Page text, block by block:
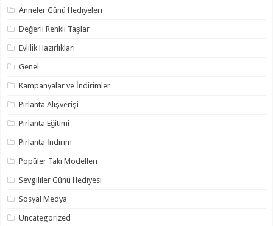
Anneler Günü Hediyeleri
Değerli Renkli Taşlar
Evlilik Hazırlıkları
Genel
Kampanyalar ve İndirimler
Pırlanta Alışverişi
Pırlanta Eğitimi
Pırlanta İndirim
Popüler Takı Modelleri
Sevgililer Günü Hediyesi
Sosyal Medya
Uncategorized